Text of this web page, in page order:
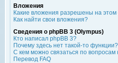
Вложения
Какие вложения разрешены на
Как найти свои вложения?
Сведения о phpBB 3 (Olympus)
Кто написал phpBB 3?
Почему здесь нет такой-то функции?
С кем можно связаться по вопросам
Перевод FAQ